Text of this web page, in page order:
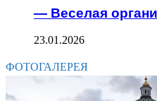
— Веселая
23.01.2026
ФОТОГАЛЕРЕЯ